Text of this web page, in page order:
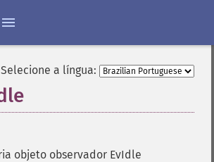
Selecione a língua:
objeto observador EvIdle